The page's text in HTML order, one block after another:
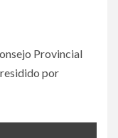
Provincial
por